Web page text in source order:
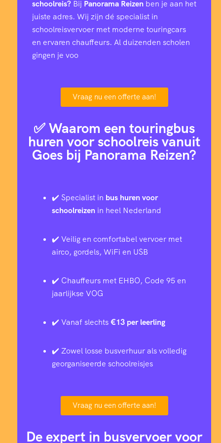
schoolreis? Bij Panorama Reizen ben je aan het
juiste adres. Wij zijn dé specialist in
schoolreisvervoer met moderne touringcars
en ervaren chauffeurs. Al duizenden scholen
gingen je voo
Vraag nu een offerte aan!
✅ Waarom een touringbus
huren voor schoolreis vanuit
Goes bij Panorama Reizen?
✔️ Specialist in bus huren voor
schoolreizen in heel Nederland
✔️ Veilig en comfortabel vervoer met
airco, gordels, WiFi en USB
✔️ Chauffeurs met EHBO, Code 95 en
jaarlijkse VOG
✔️ Vanaf slechts€13 per leerling
✔️ Zowel losse busverhuur als volledig
georganiseerde schoolreisjes
Vraag nu een offerte aan!
De expert in busvervoer voor